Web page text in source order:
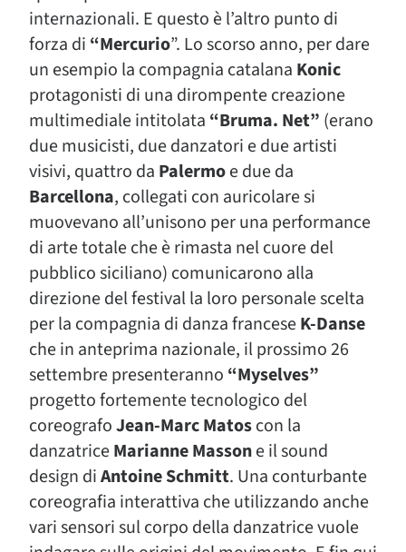
internazionali. E questo è l’altro punto di
forza di “Mercurio”. Lo scorso anno, per dare
un esempio la compagnia catalana Konic
protagonisti di una dirompente creazione
multimediale intitolata “Bruma. Net” (erano
due musicisti, due danzatori e due artisti
visivi, quattro da Palermoe due da
Barcellona, collegati con auricolare si
muovevano all’unisono per una performance
di arte totale che è rimasta nel cuore del
pubblico siciliano) comunicarono alla
direzione del festival la loro personale scelta
per la compagnia di danza franceseK-Danse
che in anteprima nazionale, il prossimo 26
settembre presenteranno “Myselves”
progetto fortemente tecnologico del
coreografoJean-Marc Matoscon la
danzatriceMarianne Massone il sound
design diAntoine Schmitt. Una conturbante
coreografia interattiva che utilizzando anche
vari sensori sul corpo della danzatrice vuole